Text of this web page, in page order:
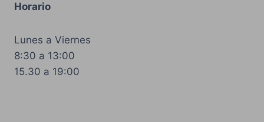
Horario
Lunes a Viernes
8:30 a 13:00
15.30 a 19:00